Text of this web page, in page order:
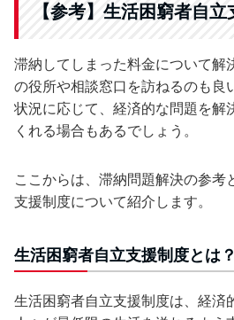
【参考】生活困窮者自
滞納してしまった料金について解
の役所や相談窓口を訪ねるのも良
状況に応じて、経済的な問題を解
くれる場合もあるでしょう。
ここからは、滞納問題解決の参考
支援制度について紹介します。
生活困窮者自立支援制度とは？
生活困窮者自立支援制度は、経済